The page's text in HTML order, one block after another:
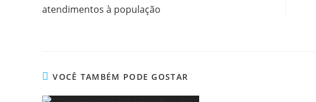
atendimentos à população
VOCÊ TAMBÉM PODE GOSTAR